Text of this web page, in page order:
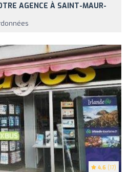
AGENCE À SAINT-MAUR-
4.6 (17)